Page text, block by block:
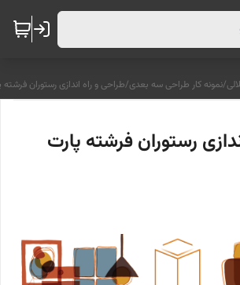
/نمونه کار طراحی سه بعدی/طراحی و راه اندازی رستوران فرشته
رستوران فرشته پارت